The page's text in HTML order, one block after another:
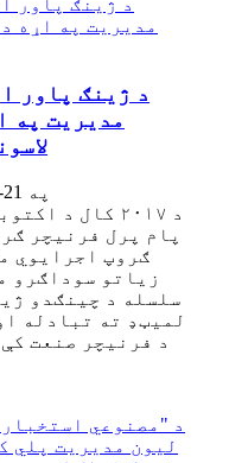
د ژینګ پاور
مدیریت په
په 21-11-18 د منتظم لخوا
پام پرل فرنیچر
ګروپ اجرایوي
زیاتو سوداګرو
سلسله د چینګدو
لمیټډ ته تبادله
د فرنیچر صنعت